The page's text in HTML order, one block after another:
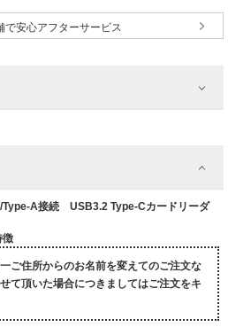
で安心アフターサービス
A接続 USB3.2 Type-Cカードリーダ
徴
ご住所からのお名前を変えてのご注文な
て頂いた場合につきましてはご注文をキ